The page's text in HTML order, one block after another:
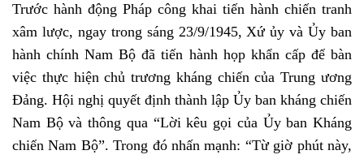
Trước hành động Pháp công khai tiến hành chiến tranh
xâm lược, ngay trong sáng 23/9/1945, Xứ ủy và Ủy ban
hành chính Nam Bộ đã tiến hành họp khẩn cấp để bàn
việc thực hiện chủ trương kháng chiến của Trung ương
Đảng. Hội nghị quyết định thành lập Ủy ban kháng chiến
Nam Bộ và thông qua “Lời kêu gọi của Ủy ban Kháng
chiến Nam Bộ”. Trong đó nhấn mạnh: “Từ giờ phút này,